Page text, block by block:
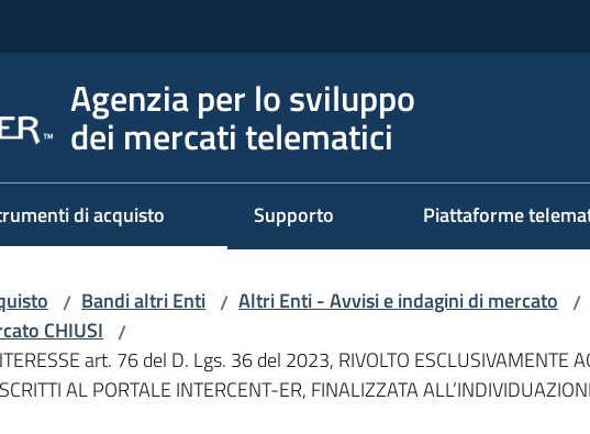
Agenzia per lo sviluppo
dei mercati telematici
di acquisto Supporto Piattaforme
/ Bandi altri Enti / Altri Enti - Avvisi e indagini di mercato /
CHIUSI /
art. 76 del D. Lgs. 36 del 2023, RIVOLTO ESCLUSIVAMENTE
AL PORTALE INTERCENT-ER, FINALIZZATA